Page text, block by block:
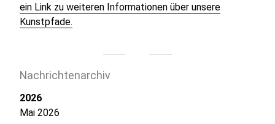
ein Link zu weiteren Informationen über unsere
Kunstpfade.
Nachrichtenarchiv
2026
Mai 2026